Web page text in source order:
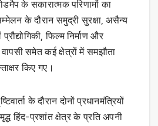
के सकारात्मक परिणामों का
के दौरान समुद्री सुरक्षा, असैन्य
फिल्म निर्माण और
समेत कई क्षेत्रों में समझौता
किए गए।
के दौरान दोनों प्रधानमंत्रियों
हिंद-प्रशांत क्षेत्र के प्रति अपनी